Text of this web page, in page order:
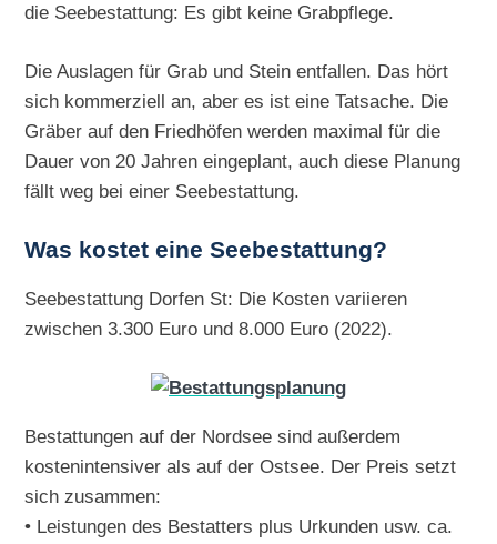
die Seebestattung: Es gibt keine Grabpflege.
Die Auslagen für Grab und Stein entfallen. Das hört
sich kommerziell an, aber es ist eine Tatsache. Die
Gräber auf den Friedhöfen werden maximal für die
Dauer von 20 Jahren eingeplant, auch diese Planung
fällt weg bei einer Seebestattung.
Was kostet eine Seebestattung?
Seebestattung Dorfen St: Die Kosten variieren
zwischen 3.300 Euro und 8.000 Euro (2022).
Bestattungen auf der Nordsee sind außerdem
kostenintensiver als auf der Ostsee. Der Preis setzt
sich zusammen:
• Leistungen des Bestatters plus Urkunden usw. ca.